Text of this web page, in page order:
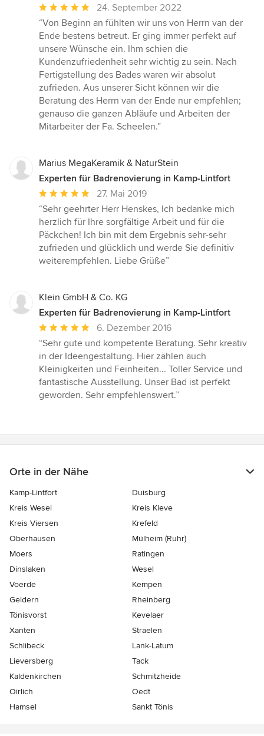
Durchschnittliche
Bewertung:
5
von
5
Sternen
24. September 2022
“Von Beginn an fühlten wir uns von Herrn van der
Ende bestens betreut. Er ging immer perfekt auf
unsere Wünsche ein. Ihm schien die
Kundenzufriedenheit sehr wichtig zu sein. Nach
Fertigstellung des Bades waren wir absolut
zufrieden. Aus unserer Sicht können wir die
Beratung des Herrn van der Ende nur empfehlen;
genauso die ganzen Abläufe und Arbeiten der
Mitarbeiter der Fa. Scheelen.”
Marius MegaKeramik & NaturStein
Experten für Badrenovierung in Kamp-Lintfort
Durchschnittliche
Bewertung:
5
von
5
Sternen
27. Mai 2019
“Sehr geehrter Herr Henskes, Ich bedanke mich
herzlich für Ihre sorgfältige Arbeit und für die
Päckchen! Ich bin mit dem Ergebnis sehr-sehr
zufrieden und glücklich und werde Sie definitiv
weiterempfehlen. Liebe Grüße”
Klein GmbH & Co. KG
Experten für Badrenovierung in Kamp-Lintfort
Durchschnittliche
Bewertung:
5
von
5
Sternen
6. Dezember 2016
“Sehr gute und kompetente Beratung. Sehr kreativ
in der Ideengestaltung. Hier zählen auch
Kleinigkeiten und Feinheiten... Toller Service und
fantastische Ausstellung. Unser Bad ist perfekt
geworden. Sehr empfehlenswert.”
Orte in der Nähe
Kamp-Lintfort
Duisburg
Kreis Wesel
Kreis Kleve
Kreis Viersen
Krefeld
Oberhausen
Mülheim (Ruhr)
Moers
Ratingen
Dinslaken
Wesel
Voerde
Kempen
Geldern
Rheinberg
Tönisvorst
Kevelaer
Xanten
Straelen
Schlibeck
Lank-Latum
Lieversberg
Tack
Kaldenkirchen
Schmitzheide
Oirlich
Oedt
Hamsel
Sankt Tönis